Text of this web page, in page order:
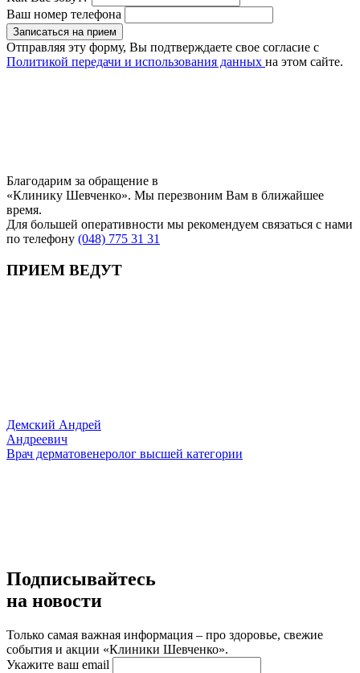
Ваш номер телефона
Записаться на прием
Отправляя эту форму, Вы подтверждаете свое согласие с
Политикой передачи и использования данных на этом сайте.
Благодарим за обращение в
«Клинику Шевченко». Мы перезвоним Вам в ближайшее
время.
Для большей оперативности мы рекомендуем связаться с нами
по телефону (048) 775 31 31
ПРИЕМ ВЕДУТ
Демский Андрей
Андреевич
Врач дерматовенеролог высшей категории
Подписывайтесь
на новости
Только самая важная информация – про здоровье, свежие
события и акции «Клиники Шевченко».
Укажите ваш email